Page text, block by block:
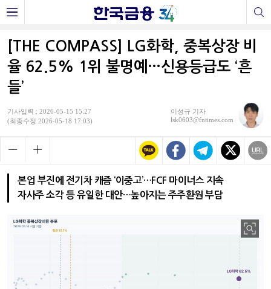
[THE COMPASS] LG화학, 중복상장 비
율 62.5% 1위 불명예…신용등급도 ‘흔
들’
기사입력 : 2026-05-15 15:27
(최종수정 2026-05-18 17:03)
이성규 기자
lsk0603@fntimes.com
본업 부진에 전기차 캐즘 ‘이중고’…FCF 마이너스 지속
자사주 소각 등 유일한 대안…높아지는 주주환원 부담